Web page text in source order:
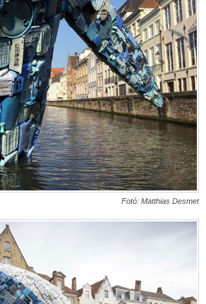
Fotó: Matthias Desmet